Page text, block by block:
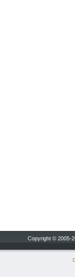
Copyright © 2005-